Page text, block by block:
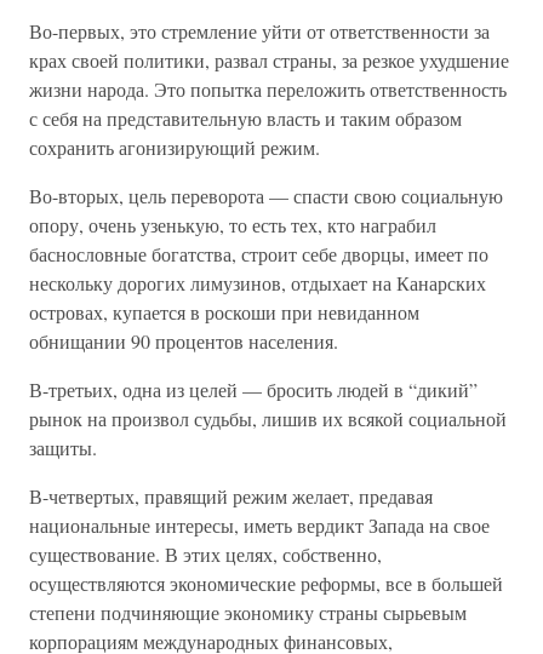
Во-первых, это стремление уйти от ответственности за
крах своей политики, развал страны, за резкое ухудшение
жизни народа. Это попытка переложить ответственность
с себя на представительную власть и таким образом
сохранить агонизирующий режим.
Во-вторых, цель переворота — спасти свою социальную
опору, очень узенькую, то есть тех, кто награбил
баснословные богатства, строит себе дворцы, имеет по
нескольку дорогих лимузинов, отдыхает на Канарских
островах, купается в роскоши при невиданном
обнищании 90 процентов населения.
В-третьих, одна из целей — бросить людей в “дикий”
рынок на произвол судьбы, лишив их всякой социальной
защиты.
В-четвертых, правящий режим желает, предавая
национальные интересы, иметь вердикт Запада на свое
существование. В этих целях, собственно,
осуществляются экономические реформы, все в большей
степени подчиняющие экономику страны сырьевым
корпорациям международных финансовых,